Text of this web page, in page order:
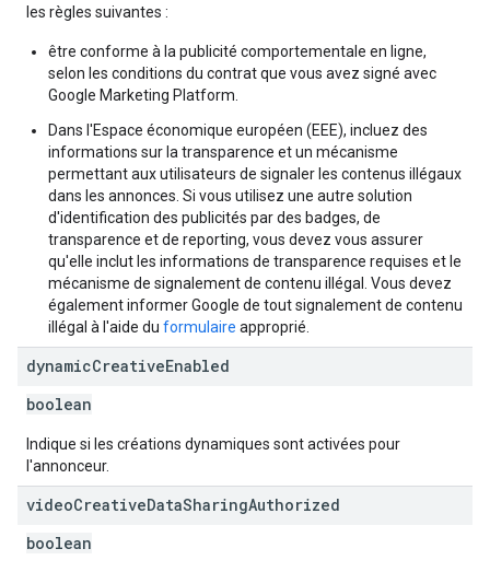
les règles suivantes :
être conforme à la publicité comportementale en ligne,
selon les conditions du contrat que vous avez signé avec
Google Marketing Platform.
Dans l'Espace économique européen (EEE), incluez des
informations sur la transparence et un mécanisme
permettant aux utilisateurs de signaler les contenus illégaux
dans les annonces. Si vous utilisez une autre solution
d'identification des publicités par des badges, de
transparence et de reporting, vous devez vous assurer
qu'elle inclut les informations de transparence requises et le
mécanisme de signalement de contenu illégal. Vous devez
également informer Google de tout signalement de contenu
illégal à l'aide du formulaire approprié.
dynamicCreativeEnabled
boolean
Indique si les créations dynamiques sont activées pour
l'annonceur.
videoCreativeDataSharingAuthorized
boolean